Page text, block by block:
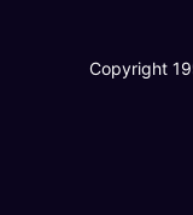
Copyright